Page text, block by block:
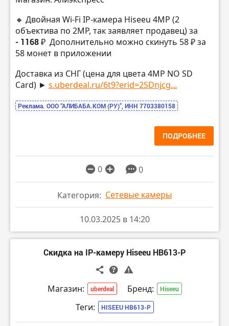
🔸 Двойная Wi-Fi IP-камера Hiseeu 4MP (2
объектива по 2MP, так заявляет продавец) за
- 1168 ₽ Дополнительно можно скинуть 58 ₽ за
58 монет в приложении
Доставка из СНГ (цена для цвета 4MP NO SD
Card) ► s.uberdeal.ru/6t9?erid=2SDnjcg...
Реклама. ООО “АЛИБАБА.КОМ (РУ)”, ИНН 7703380158
ПОДРОБНЕЕ
0 0
Категория: Сетевые камеры
10.03.2025 в 14:20
Скидка на IP-камеру Hiseeu HB613-P
Магазин: uberdeal Бренд: Hiseeu
Теги: HISEEU HB613-P